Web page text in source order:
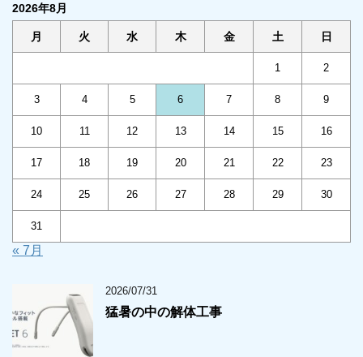
2026年8月
月 火 水 木 金 土 日
1 2
3 4 5 6 7 8 9
10 11 12 13 14 15 16
17 18 19 20 21 22 23
24 25 26 27 28 29 30
31
« 7月
2026/07/31
猛暑の中の解体工事